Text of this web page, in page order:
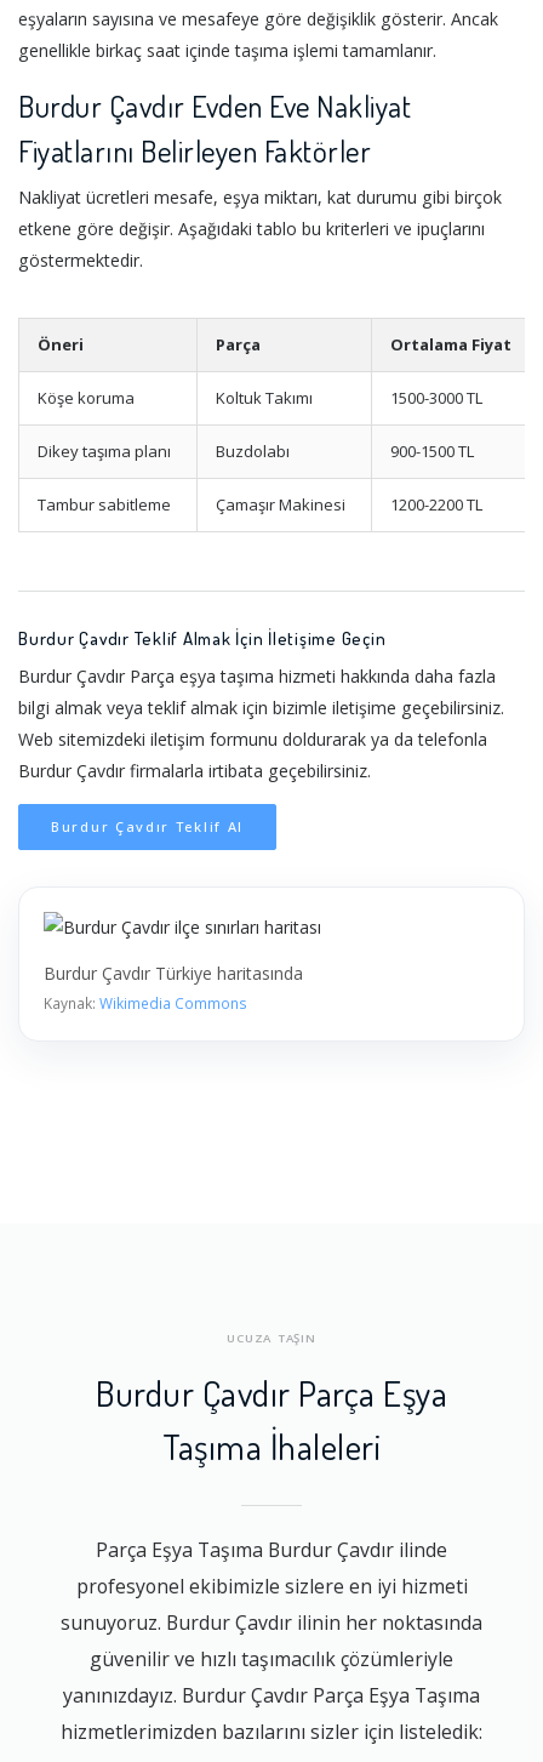
eşyaların sayısına ve mesafeye göre değişiklik gösterir. Ancak
genellikle birkaç saat içinde taşıma işlemi tamamlanır.
Burdur Çavdır Evden Eve Nakliyat
Fiyatlarını Belirleyen Faktörler
Nakliyat ücretleri mesafe, eşya miktarı, kat durumu gibi birçok
etkene göre değişir. Aşağıdaki tablo bu kriterleri ve ipuçlarını
göstermektedir.
Öneri Parça Ortalama Fiyat
Köşe koruma Koltuk Takımı 1500-3000 TL
Dikey taşıma planı Buzdolabı 900-1500 TL
Tambur sabitleme Çamaşır Makinesi 1200-2200 TL
Burdur Çavdır Teklif Almak İçin İletişime Geçin
Burdur Çavdır Parça eşya taşıma hizmeti hakkında daha fazla
bilgi almak veya teklif almak için bizimle iletişime geçebilirsiniz.
Web sitemizdeki iletişim formunu doldurarak ya da telefonla
Burdur Çavdır firmalarla irtibata geçebilirsiniz.
Burdur Çavdır Teklif Al
Burdur Çavdır Türkiye haritasında
Kaynak: Wikimedia Commons
UCUZA TAŞIN
Burdur Çavdır Parça Eşya
Taşıma İhaleleri
Parça Eşya Taşıma Burdur Çavdır ilinde
profesyonel ekibimizle sizlere en iyi hizmeti
sunuyoruz. Burdur Çavdır ilinin her noktasında
güvenilir ve hızlı taşımacılık çözümleriyle
yanınızdayız. Burdur Çavdır Parça Eşya Taşıma
hizmetlerimizden bazılarını sizler için listeledik: